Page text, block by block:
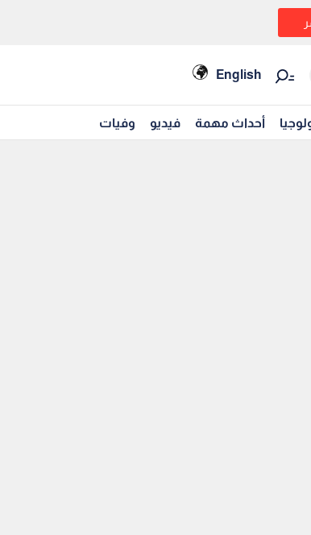
English
أحداث مهمة فيديو وفيات